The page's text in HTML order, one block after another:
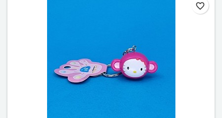
favorite_border